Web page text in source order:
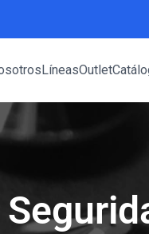
LíneasOutlet